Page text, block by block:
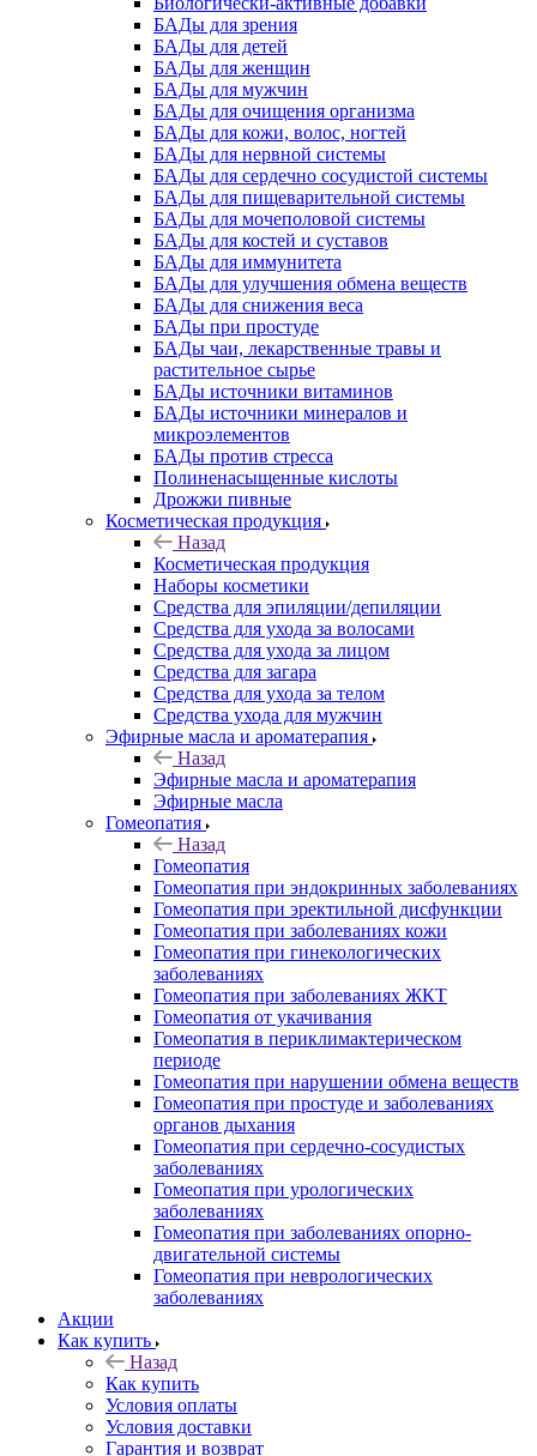
БАДы для зрения
БАДы для детей
БАДы для женщин
БАДы для мужчин
БАДы для очищения организма
БАДы для кожи, волос, ногтей
БАДы для нервной системы
БАДы для сердечно сосудистой системы
БАДы для пищеварительной системы
БАДы для мочеполовой системы
БАДы для костей и суставов
БАДы для иммунитета
БАДы для улучшения обмена веществ
БАДы для снижения веса
БАДы при простуде
БАДы чаи, лекарственные травы и
растительное сырье
БАДы источники витаминов
БАДы источники минералов и
микроэлементов
БАДы против стресса
Полиненасыщенные кислоты
Дрожжи пивные
Косметическая продукция
Назад
Косметическая продукция
Наборы косметики
Средства для эпиляции/депиляции
Средства для ухода за волосами
Средства для ухода за лицом
Средства для загара
Средства для ухода за телом
Средства ухода для мужчин
Эфирные масла и ароматерапия
Назад
Эфирные масла и ароматерапия
Эфирные масла
Гомеопатия
Назад
Гомеопатия
Гомеопатия при эндокринных заболеваниях
Гомеопатия при эректильной дисфункции
Гомеопатия при заболеваниях кожи
Гомеопатия при гинекологических
заболеваниях
Гомеопатия при заболеваниях ЖКТ
Гомеопатия от укачивания
Гомеопатия в периклимактерическом
периоде
Гомеопатия при нарушении обмена веществ
Гомеопатия при простуде и заболеваниях
органов дыхания
Гомеопатия при сердечно-сосудистых
заболеваниях
Гомеопатия при урологических
заболеваниях
Гомеопатия при заболеваниях опорно-
двигательной системы
Гомеопатия при неврологических
заболеваниях
Акции
Как купить
Назад
Как купить
Условия оплаты
Условия доставки
Гарантия и возврат